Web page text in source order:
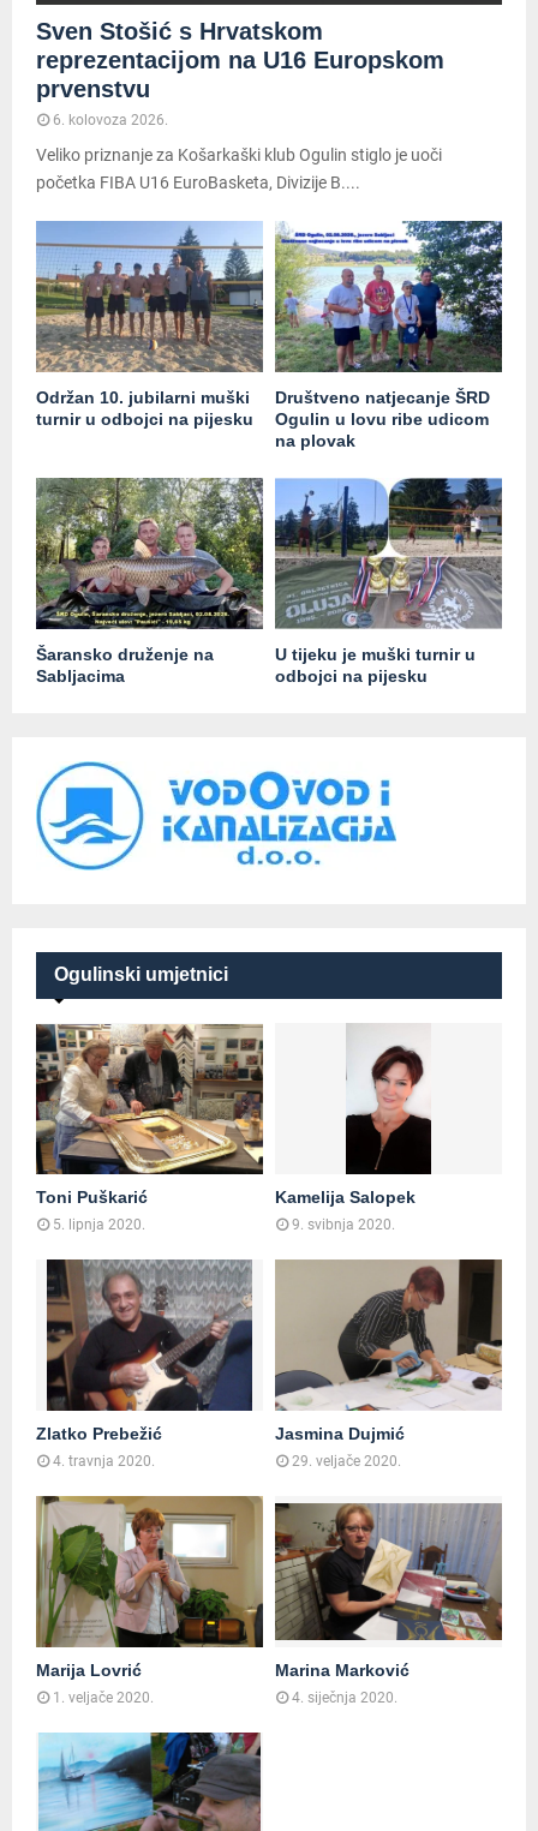
Sven Stošić s Hrvatskom
reprezentacijom na U16 Europskom
prvenstvu
6. kolovoza 2026.
Veliko priznanje za Košarkaški klub Ogulin stiglo je uoči
početka FIBA U16 EuroBasketa, Divizije B....
Održan 10. jubilarni muški
turnir u odbojci na pijesku
Društveno natjecanje ŠRD
Ogulin u lovu ribe udicom
na plovak
Šaransko druženje na
Sabljacima
U tijeku je muški turnir u
odbojci na pijesku
Ogulinski umjetnici
Toni Puškarić
5. lipnja 2020.
Kamelija Salopek
9. svibnja 2020.
Zlatko Prebežić
4. travnja 2020.
Jasmina Dujmić
29. veljače 2020.
Marija Lovrić
1. veljače 2020.
Marina Marković
4. siječnja 2020.